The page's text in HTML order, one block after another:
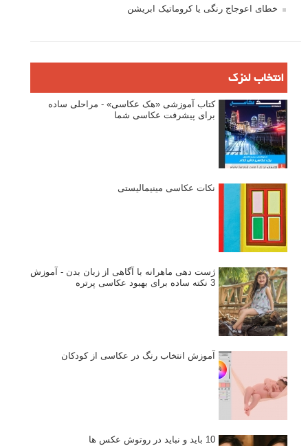
خطای اعوجاج رنگی یا کروماتیک ابریشن
انتخاب لنزک
کتاب آموزشی «هک عکاسی» - مراحلی ساده
برای پیشرفت عکاسی شما
نکات عکاسی مینیمالیستی
ژست دهی ماهرانه با آگاهی از زبان بدن - آموزش
3 نکته ساده برای بهبود عکاسی پرتره
آموزش انتخاب رنگ در عکاسی از کودکان
10 باید و نباید در روتوش عکس ها